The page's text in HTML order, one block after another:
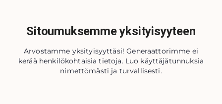
Sitoumuksemme yksityisyyteen
Arvostamme yksityisyyttäsi! Generaattorimme ei
kerää henkilökohtaisia ​​tietoja. Luo käyttäjätunnuksia
nimettömästi ja turvallisesti.